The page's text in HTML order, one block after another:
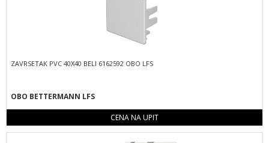
ZAVRSETAK PVC 40X40 BELI 6162592 OBO LFS
OBO BETTERMANN LFS
CENA NA UPIT